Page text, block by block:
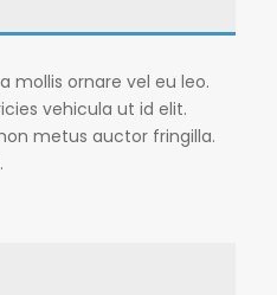
mollis ornare vel eu leo.
vehicula ut id elit.
metus auctor fringilla.